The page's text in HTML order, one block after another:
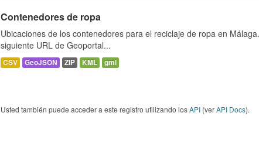
Contenedores de ropa
Ubicaciones de los contenedores para el reciclaje de ropa en
siguiente URL de Geoportal...
CSV GeoJSON ZIP KML gml
Usted también puede acceder a este registro utilizando losAPI (verAPI Docs).